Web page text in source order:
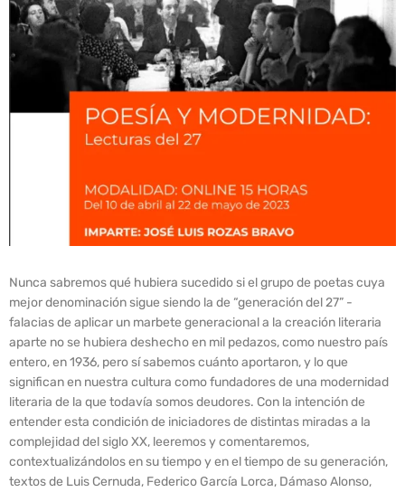
Nunca sabremos qué hubiera sucedido si el grupo de poetas cuya
mejor denominación sigue siendo la de “generación del 27” -
falacias de aplicar un marbete generacional a la creación literaria
aparte no se hubiera deshecho en mil pedazos, como nuestro país
entero, en 1936, pero sí sabemos cuánto aportaron, y lo que
significan en nuestra cultura como fundadores de una modernidad
literaria de la que todavía somos deudores. Con la intención de
entender esta condición de iniciadores de distintas miradas a la
complejidad del siglo XX, leeremos y comentaremos,
contextualizándolos en su tiempo y en el tiempo de su generación,
textos de Luis Cernuda, Federico García Lorca, Dámaso Alonso,